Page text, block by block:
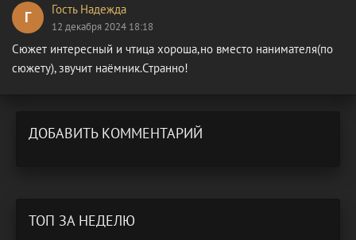
Г Гость Надежда
12 декабря 2024 18:18
Сюжет интересный и чтица хороша,но вместо нанимателя(по
сюжету), звучит наёмник.Странно!
ДОБАВИТЬ КОММЕНТАРИЙ
ТОП ЗА НЕДЕЛЮ